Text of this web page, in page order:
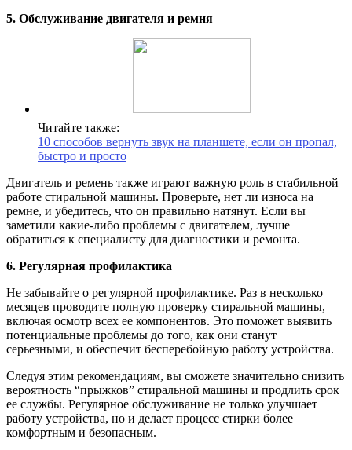
5. Обслуживание двигателя и ремня
Читайте также:
10 способов вернуть звук на планшете, если он пропал,
быстро и просто
Двигатель и ремень также играют важную роль в стабильной
работе стиральной машины. Проверьте, нет ли износа на
ремне, и убедитесь, что он правильно натянут. Если вы
заметили какие-либо проблемы с двигателем, лучше
обратиться к специалисту для диагностики и ремонта.
6. Регулярная профилактика
Не забывайте о регулярной профилактике. Раз в несколько
месяцев проводите полную проверку стиральной машины,
включая осмотр всех ее компонентов. Это поможет выявить
потенциальные проблемы до того, как они станут
серьезными, и обеспечит бесперебойную работу устройства.
Следуя этим рекомендациям, вы сможете значительно снизить
вероятность “прыжков” стиральной машины и продлить срок
ее службы. Регулярное обслуживание не только улучшает
работу устройства, но и делает процесс стирки более
комфортным и безопасным.